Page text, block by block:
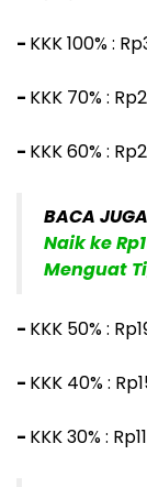
- KKK 100% :
- KKK 70% :
- KKK 60% :
BACA
Naik ke
Menguat
- KKK 50% :
- KKK 40% :
- KKK 30% :